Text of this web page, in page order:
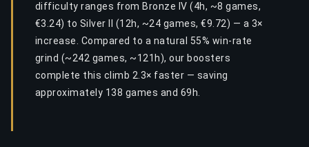
difficulty ranges from Bronze IV (4h, ~8 games,
€3.24) to Silver II (12h, ~24 games, €9.72) — a 3×
increase. Compared to a natural 55% win-rate
grind (~242 games, ~121h), our boosters
complete this climb 2.3× faster — saving
approximately 138 games and 69h.